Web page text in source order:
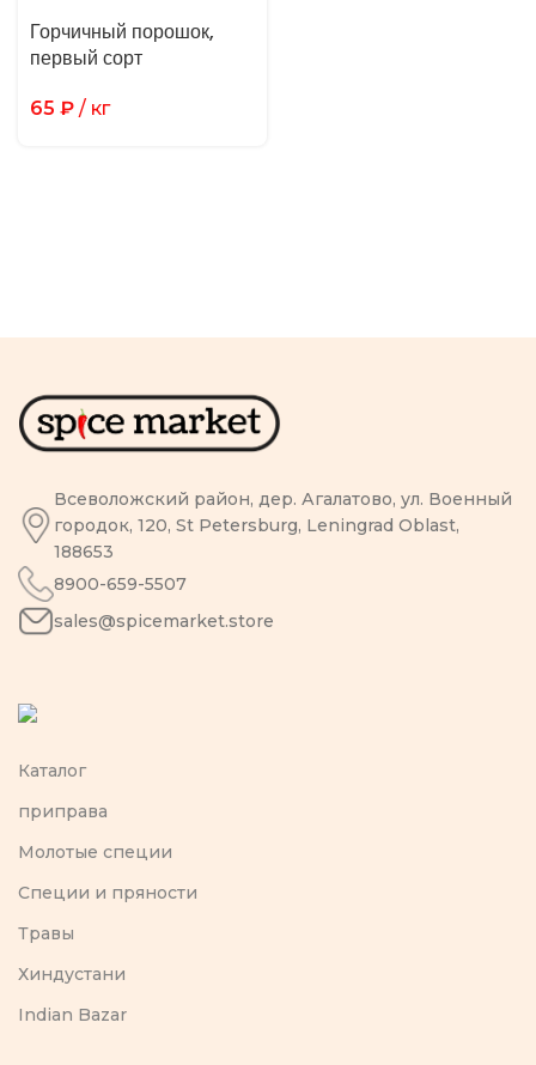
Горчичный порошок,
первый сорт
65 ₽ / кг
Всеволожский район, дер. Агалатово, ул. Военный
городок, 120, St Petersburg, Leningrad Oblast,
188653
8900-659-5507
sales@spicemarket.store
Каталог
приправа
Молотые специи
Специи и пряности
Травы
Хиндустани
Indian Bazar